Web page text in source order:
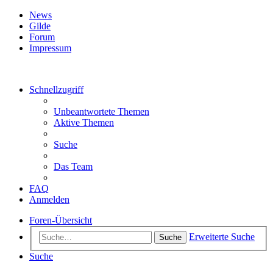
News
Gilde
Forum
Impressum
Schnellzugriff
Unbeantwortete Themen
Aktive Themen
Suche
Das Team
FAQ
Anmelden
Foren-Übersicht
Suche
Erweiterte Suche
Suche